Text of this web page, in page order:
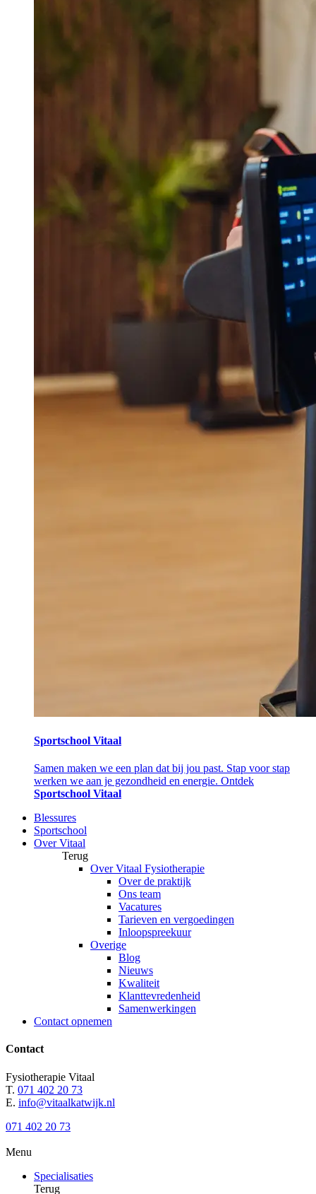
Sportschool Vitaal
Samen maken we een plan dat bij jou past. Stap voor stap
werken we aan je gezondheid en energie. Ontdek
Sportschool Vitaal
Blessures
Sportschool
Over Vitaal
Terug
Over Vitaal Fysiotherapie
Over de praktijk
Ons team
Vacatures
Tarieven en vergoedingen
Inloopspreekuur
Overige
Blog
Nieuws
Kwaliteit
Klanttevredenheid
Samenwerkingen
Contact opnemen
Contact
Fysiotherapie Vitaal
T. 071 402 20 73
E. info@vitaalkatwijk.nl
071 402 20 73
Menu
Specialisaties
Terug